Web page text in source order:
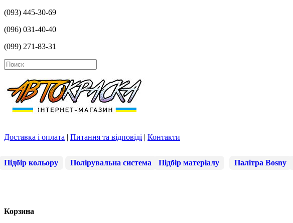
(093) 445-30-69
(096) 031-40-40
(099) 271-83-31
Доставка і оплата | Питання та відповіді | Контакти
Підбір кольору Полірувальна система Підбір матеріалу Палітра Bosny
Корзина